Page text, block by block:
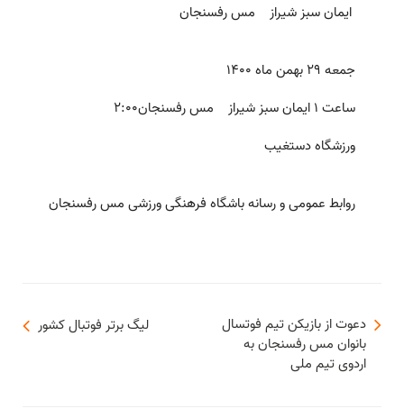
ایمان سبز شیراز مس رفسنجان
جمعه 29 بهمن ماه 1400
ساعت 1 ایمان سبز شیراز مس رفسنجان2:00
ورزشگاه دستغیب
روابط عمومی و رسانه باشگاه فرهنگی ورزشی مس رفسنجان
لیگ برتر فوتبال کشور
دعوت از بازیکن تیم فوتسال
بانوان مس رفسنجان به
اردوی تیم ملی